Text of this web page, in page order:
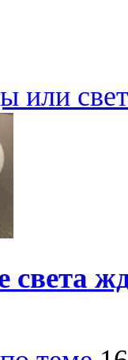
или
света